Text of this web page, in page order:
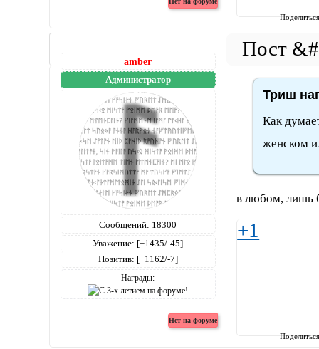
amber
Администратор
Сообщений: 18300
Уважение: [+1435/-45]
Позитив: [+1162/-7]
Награды:
Триш
Как
женском
в любом, лишь
+1